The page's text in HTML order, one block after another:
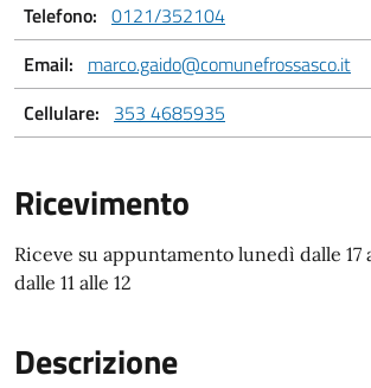
Telefono: 0121/352104
Email: marco.gaido@comunefrossasco.it
Cellulare: 353 4685935
Ricevimento
Riceve su appuntamento lunedì dalle 17
dalle 11 alle 12
Descrizione